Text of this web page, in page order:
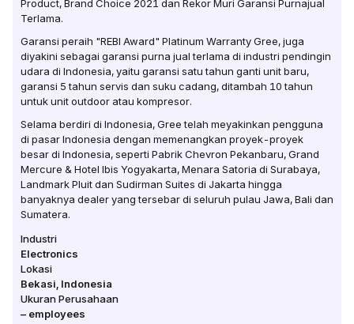
Product, Brand Choice 2021 dan Rekor Muri Garansi Purnajual
Terlama.
Garansi peraih "REBI Award" Platinum Warranty Gree, juga
diyakini sebagai garansi purna jual terlama di industri pendingin
udara di Indonesia, yaitu garansi satu tahun ganti unit baru,
garansi 5 tahun servis dan suku cadang, ditambah 10 tahun
untuk unit outdoor atau kompresor.
Selama berdiri di Indonesia, Gree telah meyakinkan pengguna
di pasar Indonesia dengan memenangkan proyek-proyek
besar di Indonesia, seperti Pabrik Chevron Pekanbaru, Grand
Mercure & Hotel Ibis Yogyakarta, Menara Satoria di Surabaya,
Landmark Pluit dan Sudirman Suites di Jakarta hingga
banyaknya dealer yang tersebar di seluruh pulau Jawa, Bali dan
Sumatera.
Industri
Electronics
Lokasi
Bekasi Indonesia
Ukuran Perusahaan
– employees